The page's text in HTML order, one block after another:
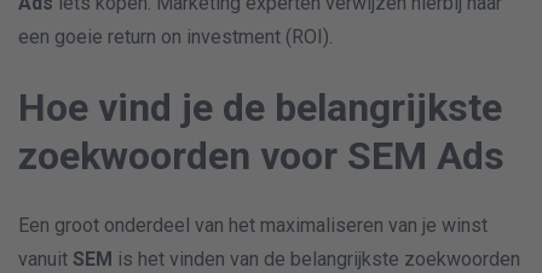
een goeie return on investment (ROI).
Hoe vind je de belangrijkste
zoekwoorden voor SEM Ads
Een groot onderdeel van het maximaliseren van je winst
vanuit SEM is het vinden van de belangrijkste zoekwoorden